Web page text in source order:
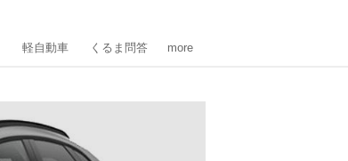
軽自動車 くるま問答 more